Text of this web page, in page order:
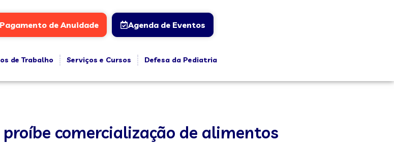
de Anuidade Agenda de Eventos
de Trabalho Serviços e Cursos
Defesa da Pediatria
comercialização de alimentos